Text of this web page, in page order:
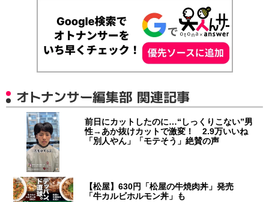
オトナンサー編集部 関連記事
前日にカットしたのに…“しっくりこない”男
性→あか抜けカットで激変！ 2.9万いいね
「別人やん」「モテそう」絶賛の声
【松屋】630円「松屋の牛焼肉丼」発売
「牛カルビホルモン丼」も